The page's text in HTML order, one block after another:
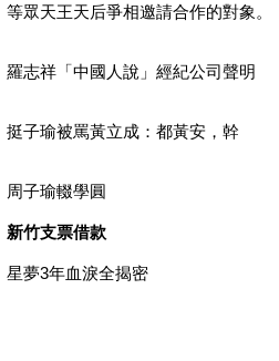
等眾天王天后爭相邀請合作的對象。
羅志祥「中國人說」經紀公司聲明
挺子瑜被罵黃立成：都黃安，幹
周子瑜輟學圓
新竹支票借款
星夢3年血淚全揭密